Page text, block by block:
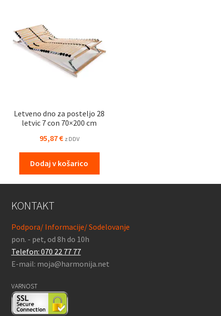
Letveno dno za posteljo 28
letvic 7 con 70×200 cm
95,87€ z DDV
Dodaj v košarico
KONTAKT
Podpora/ Informacije/ Sodelovanje
pon. - pet, od 8h do 10h
Telefon: 070 22 77 77
E-mail: moja@harmonija.net
VARNOST